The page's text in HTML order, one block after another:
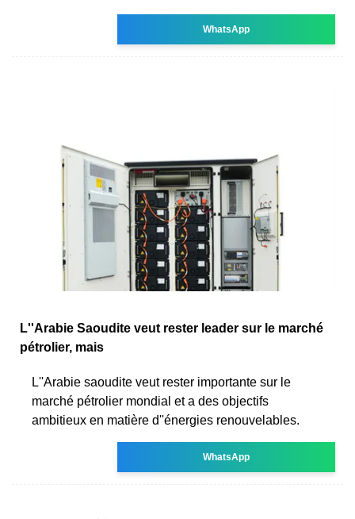
WhatsApp
L''Arabie Saoudite veut rester leader sur le marché
pétrolier, mais
L''Arabie saoudite veut rester importante sur le
marché pétrolier mondial et a des objectifs
ambitieux en matière d''énergies renouvelables.
WhatsApp